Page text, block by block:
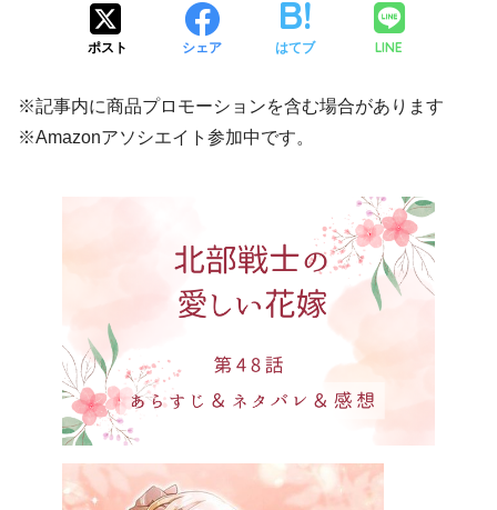
ポスト シェア はてブ LINE
※記事内に商品プロモーションを含む場合があります
※Amazonアソシエイト参加中です。